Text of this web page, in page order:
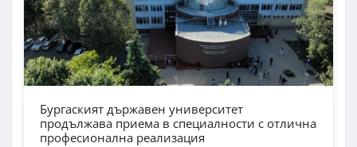
Бургаският държавен университет
продължава приема в специалности с отлична
професионална реализация